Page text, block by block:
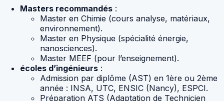
Masters recommandés :
Master en Chimie (cours analyse, matériaux,
environnement).
Master en Physique (spécialité énergie,
nanosciences).
Master MEEF (pour l’enseignement).
écoles d’ingénieurs :
Admission par diplôme (AST) en 1ère ou 2ème
année : INSA, UTC, ENSIC (Nancy), ESPCI.
Préparation ATS (Adaptation de Technicien